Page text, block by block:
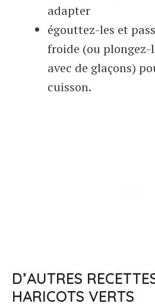
adapter
égouttez-les et
froide (ou plongez-
avec de glaçons)
cuisson.
D’AUTRES
HARICOTS VERTS